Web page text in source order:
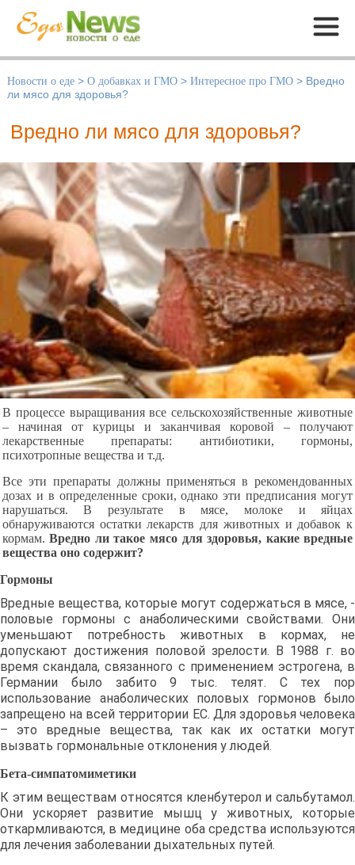
Меню
Новости о еде > О добавках и ГМО > Интересное про ГМО > Вредно
ли мясо для здоровья?
Вредно ли мясо для здоровья?
B процессе выращивания все сельскохозяйственные животные
– начиная от курицы и заканчивая коровой – получают
лекарственные препараты: антибиотики, гормоны,
психотропные вещества и т.д.
Все эти препараты должны применяться в рекомендованных
дозах и в определенные сроки, однако эти предписания могут
нарушаться. В результате в мясе, молоке и яйцах
обнаруживаются остатки лекарств для животных и добавок к
кормам.Вредно ли такое мясо для здоровья, какие вредные
вещества оно содержит?
Гормоны
Вредные вещества, которые могут содержаться в мясе, -
половые гормоны с анаболическими свойствами. Они
уменьшают потребность животных в кормах, не
допускают достижения половой зрелости. В 1988 г. во
время скандала, связанного с применением эстрогена, в
Германии было забито 9 тыс. телят. С тех пор
использование анаболических половых гормонов было
запрещено на всей территории ЕС. Для здоровья человека
– это вредные вещества, так как их остатки могут
вызвать гормональные отклонения у людей.
Бета-симпатомиметики
К этим веществам относятся кленбутерол и сальбутамол.
Они ускоряет развитие мышц у животных, которые
откармливаются, в медицине оба средства используются
для лечения заболевании дыхательных путей.